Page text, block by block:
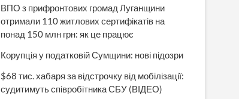
ВПО з прифронтових громад Луганщини
отримали 110 житлових сертифікатів на
понад 150 млн грн: як це працює
Корупція у податковій Сумщини: нові підозри
$68 тис. хабаря за відстрочку від мобілізації:
судитимуть співробітника СБУ (ВІДЕО)